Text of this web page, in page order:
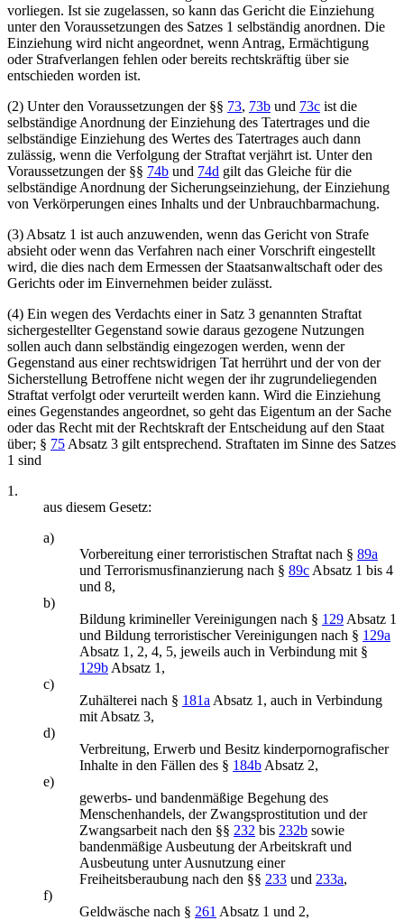
vorliegen. Ist sie zugelassen, so kann das Gericht die Einziehung
unter den Voraussetzungen des Satzes 1 selbständig anordnen. Die
Einziehung wird nicht angeordnet, wenn Antrag, Ermächtigung
oder Strafverlangen fehlen oder bereits rechtskräftig über sie
entschieden worden ist.
(2) Unter den Voraussetzungen der §§ 73, 73b und 73c ist die
selbständige Anordnung der Einziehung des Tatertrages und die
selbständige Einziehung des Wertes des Tatertrages auch dann
zulässig, wenn die Verfolgung der Straftat verjährt ist. Unter den
Voraussetzungen der §§ 74b und 74d gilt das Gleiche für die
selbständige Anordnung der Sicherungseinziehung, der Einziehung
von Verkörperungen eines Inhalts und der Unbrauchbarmachung.
(3) Absatz 1 ist auch anzuwenden, wenn das Gericht von Strafe
absieht oder wenn das Verfahren nach einer Vorschrift eingestellt
wird, die dies nach dem Ermessen der Staatsanwaltschaft oder des
Gerichts oder im Einvernehmen beider zulässt.
(4) Ein wegen des Verdachts einer in Satz 3 genannten Straftat
sichergestellter Gegenstand sowie daraus gezogene Nutzungen
sollen auch dann selbständig eingezogen werden, wenn der
Gegenstand aus einer rechtswidrigen Tat herrührt und der von der
Sicherstellung Betroffene nicht wegen der ihr zugrundeliegenden
Straftat verfolgt oder verurteilt werden kann. Wird die Einziehung
eines Gegenstandes angeordnet, so geht das Eigentum an der Sache
oder das Recht mit der Rechtskraft der Entscheidung auf den Staat
über; § 75 Absatz 3 gilt entsprechend. Straftaten im Sinne des Satzes
1 sind
1.
aus diesem Gesetz:
a)
Vorbereitung einer terroristischen Straftat nach § 89a
und Terrorismusfinanzierung nach § 89c Absatz 1 bis 4
und 8,
b)
Bildung krimineller Vereinigungen nach § 129 Absatz 1
und Bildung terroristischer Vereinigungen nach § 129a
Absatz 1, 2, 4, 5, jeweils auch in Verbindung mit §
129b Absatz 1,
c)
Zuhälterei nach § 181a Absatz 1, auch in Verbindung
mit Absatz 3,
d)
Verbreitung, Erwerb und Besitz kinderpornografischer
Inhalte in den Fällen des § 184b Absatz 2,
e)
gewerbs- und bandenmäßige Begehung des
Menschenhandels, der Zwangsprostitution und der
Zwangsarbeit nach den §§ 232 bis 232b sowie
bandenmäßige Ausbeutung der Arbeitskraft und
Ausbeutung unter Ausnutzung einer
Freiheitsberaubung nach den §§ 233 und 233a,
f)
Geldwäsche nach § 261 Absatz 1 und 2,